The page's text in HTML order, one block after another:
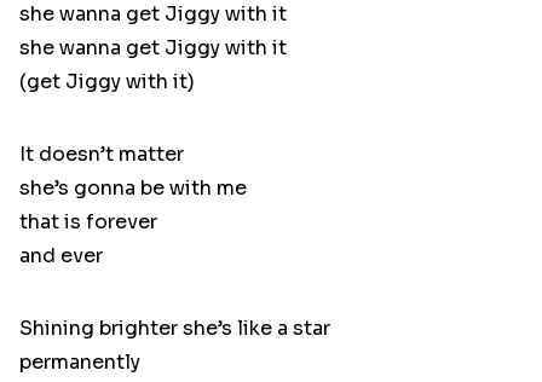
she wanna get Jiggy with it
she wanna get Jiggy with it
(get Jiggy with it)
It doesn’t matter
she’s gonna be with me
that is forever
and ever
Shining brighter she’s like a star
permanently